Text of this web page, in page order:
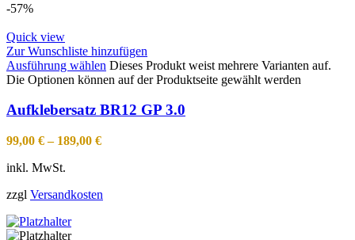
-57%
Quick view
Zur Wunschliste hinzufügen
Ausführung wählen Dieses Produkt weist mehrere Varianten auf.
Die Optionen können auf der Produktseite gewählt werden
Aufklebersatz BR12 GP 3.0
99,00 €– 189,00 €
inkl. MwSt.
zzgl Versandkosten